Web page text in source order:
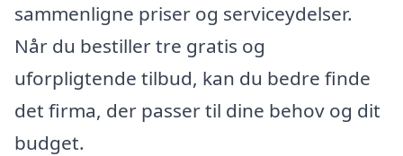
sammenligne priser og serviceydelser.
Når du bestiller tre gratis og
uforpligtende tilbud, kan du bedre finde
det firma, der passer til dine behov og dit
budget.